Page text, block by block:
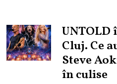
UNTOLD
Cluj. Ce
Steve
în culise